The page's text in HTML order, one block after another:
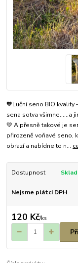
🧡Luční seno BIO kvality
sena sotva všimne…...a
💚 A přesně takové je
přirozeně voňavé seno,
obrazí a nabídne to n...
Dostupnost
Nejsme plátci DPH
120 Kč/ks